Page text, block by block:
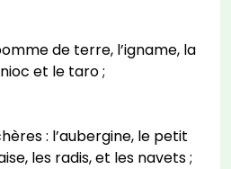
de terre, l’igname, la
et le taro ;
: l’aubergine, le petit
les radis, et les navets ;